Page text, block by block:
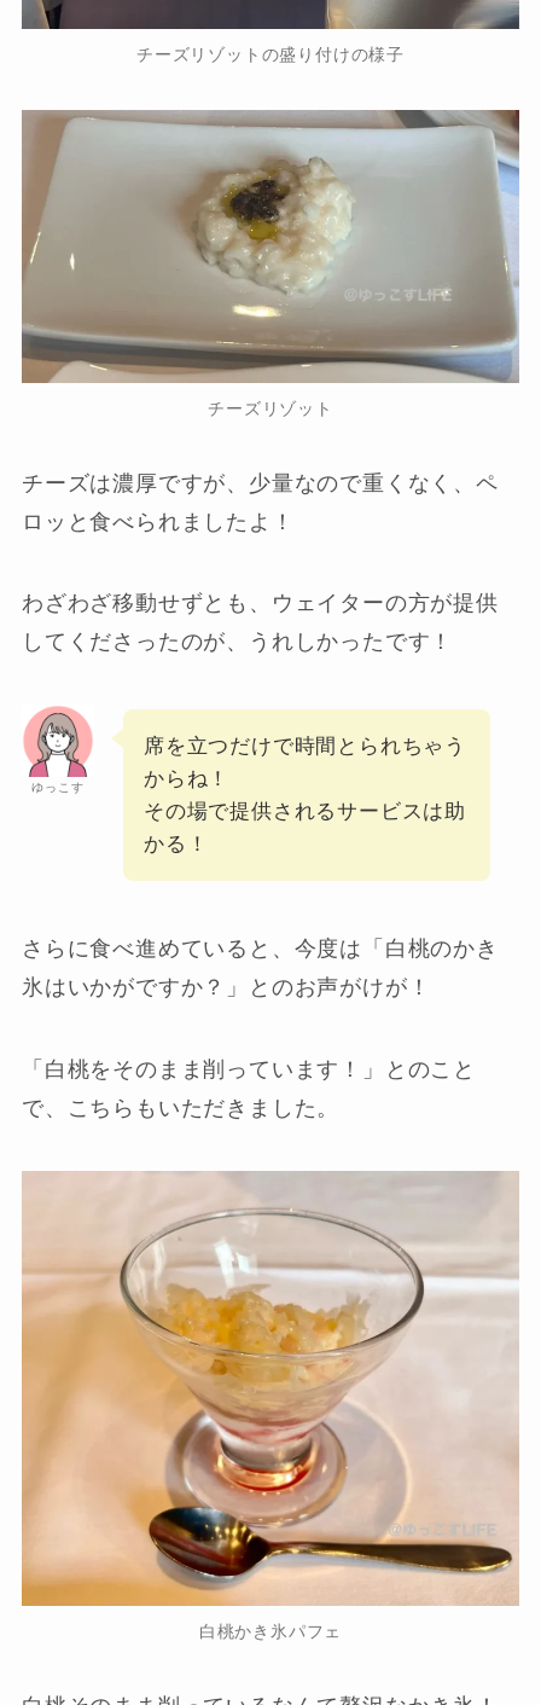
チーズリゾットの盛り付けの様子
チーズリゾット
チーズは濃厚ですが、少量なので重くなく、ペ
ロッと食べられましたよ！
わざわざ移動せずとも、ウェイターの方が提供
してくださったのが、うれしかったです！
ゆっこす
席を立つだけで時間とられちゃう
からね！
その場で提供されるサービスは助
かる！
さらに食べ進めていると、今度は「白桃のかき
氷はいかがですか？」とのお声がけが！
「白桃をそのまま削っています！」とのこと
で、こちらもいただきました。
白桃かき氷パフェ